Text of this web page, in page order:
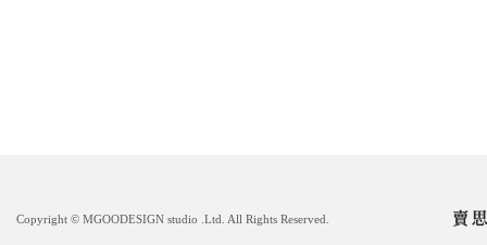
Copyright © MGOODESIGN studio .Ltd. All Rights Reserved.